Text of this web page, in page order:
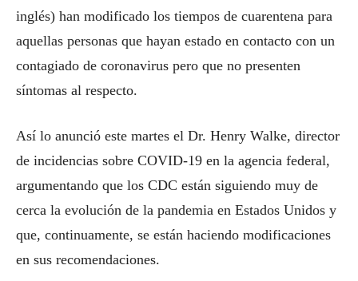
inglés) han modificado los tiempos de cuarentena para
aquellas personas que hayan estado en contacto con un
contagiado de coronavirus pero que no presenten
síntomas al respecto.
Así lo anunció este martes el Dr. Henry Walke, director
de incidencias sobre COVID-19 en la agencia federal,
argumentando que los CDC están siguiendo muy de
cerca la evolución de la pandemia en Estados Unidos y
que, continuamente, se están haciendo modificaciones
en sus recomendaciones.